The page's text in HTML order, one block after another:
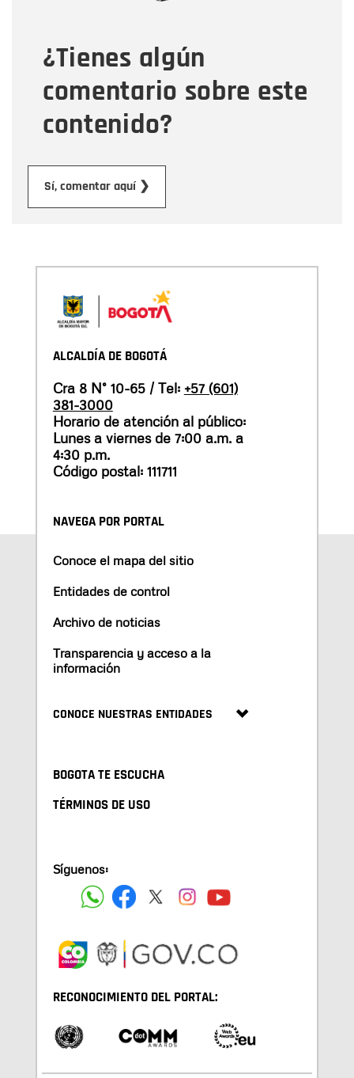
¿Tienes algún
comentario sobre este
contenido?
Sí, comentar aquí ❯
Mensaje
ALCALDÍA DE BOGOTÁ
Cra 8 N° 10-65 / Tel: +57 (601)
381-3000
Horario de atención al público:
Lunes a viernes de 7:00 a.m. a
4:30 p.m.
Código postal: 111711
NAVEGA POR PORTAL
Conoce el mapa del sitio
Entidades de control
Archivo de noticias
Transparencia y acceso a la
información
CONOCE NUESTRAS ENTIDADES
BOGOTA TE ESCUCHA
TÉRMINOS DE USO
Síguenos:
RECONOCIMIENTO DEL PORTAL: